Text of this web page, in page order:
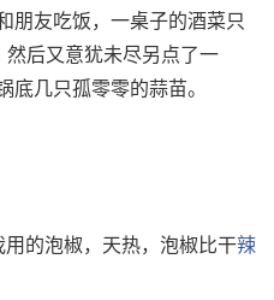
朋友吃饭，一桌子的酒菜只
然后又意犹未尽另点了一
底几只孤零零的蒜苗。
的泡椒，天热，泡椒比干辣